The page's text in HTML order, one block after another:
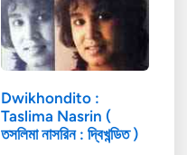
Dwikhondito :
Taslima Nasrin (
তসলিমা নাসরিন : দ্বিখন্ডিত )